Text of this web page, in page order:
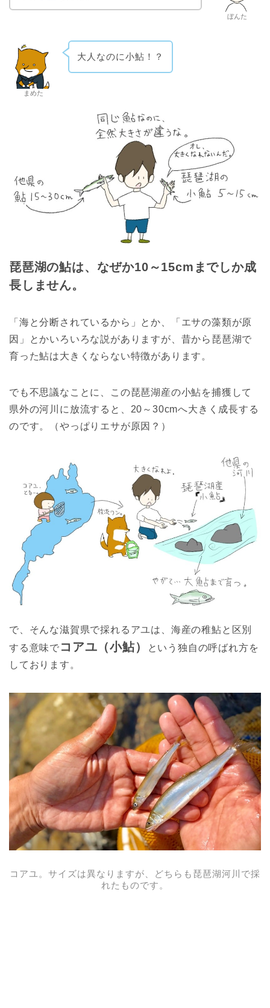
ぼんた
まめた
大人なのに小鮎！？
琵琶湖の鮎は、なぜか10～15cmまでしか成
長しません。
「海と分断されているから」とか、「エサの藻類が原
因」とかいろいろな説がありますが、昔から琵琶湖で
育った鮎は大きくならない特徴があります。
でも不思議なことに、この琵琶湖産の小鮎を捕獲して
県外の河川に放流すると、20～30cmへ大きく成長する
のです。（やっぱりエサが原因？）
で、そんな滋賀県で採れるアユは、海産の稚鮎と区別
する意味で コアユ（小鮎）
という独自の呼ばれ方を
しております。
コアユ。サイズは異なりますが、どちらも琵琶湖河川で採
れたものです。